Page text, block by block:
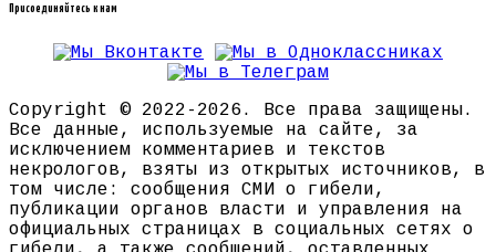
Присоединяйтесь к нам
Copyright © 2022-2026. Все права защищены.
Все данные, используемые на сайте, за
исключением комментариев и текстов
некрологов, взяты из открытых источников, в
том числе: сообщения СМИ о гибели,
публикации органов власти и управления на
официальных страницах в социальных сетях о